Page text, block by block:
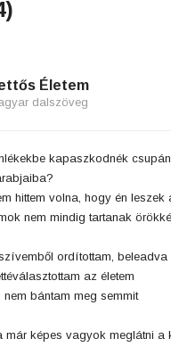
Életem
dalszöveg
kapaszkodnék
hittem volna, hogy én
nem mindig tartanak örökké
ordítottam, beleadva
az életem
nem bántam meg semmit
már képes vagyok meglátni a